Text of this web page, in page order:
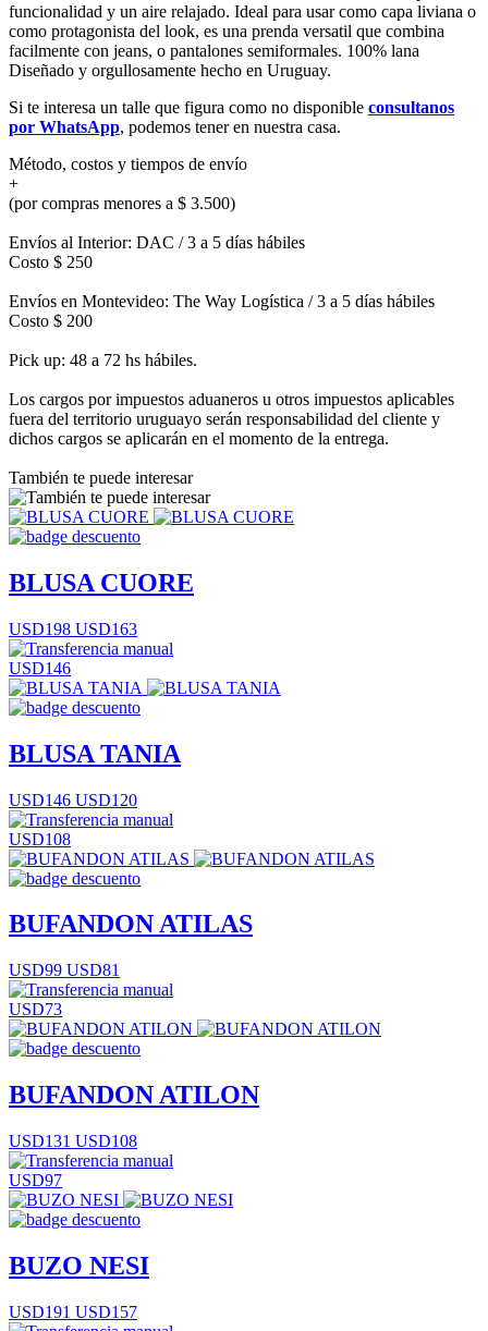
funcionalidad y un aire relajado. Ideal para usar como capa liviana o
como protagonista del look, es una prenda versatil que combina
facilmente con jeans, o pantalones semiformales. 100% lana
Diseñado y orgullosamente hecho en Uruguay.
Si te interesa un talle que figura como no disponible consultanos
por WhatsApp, podemos tener en nuestra casa.
Método, costos y tiempos de envío
+
(por compras menores a $ 3.500)
Envíos al Interior: DAC / 3 a 5 días hábiles
Costo $ 250
Envíos en Montevideo: The Way Logística / 3 a 5 días hábiles
Costo $ 200
Pick up: 48 a 72 hs hábiles.
Los cargos por impuestos aduaneros u otros impuestos aplicables
fuera del territorio uruguayo serán responsabilidad del cliente y
dichos cargos se aplicarán en el momento de la entrega.
También te puede interesar
BLUSA CUORE
USD198 USD163
USD146
BLUSA TANIA
USD146 USD120
USD108
BUFANDON ATILAS
USD99 USD81
USD73
BUFANDON ATILON
USD131 USD108
USD97
BUZO NESI
USD191 USD157